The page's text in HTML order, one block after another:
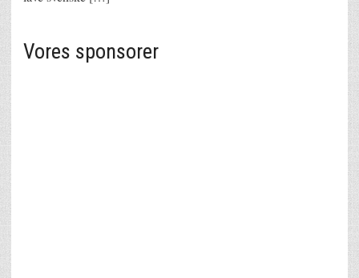
Vores sponsorer